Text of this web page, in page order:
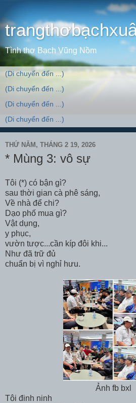
Tình thơ Bạch Vũng Nồm
THỨ NĂM, THÁNG 2 19, 2026
* Mùng 3: vô sự
Tôi (*) có bận gì?
sau thời gian cà phê sáng,
Về nhà để chi?
Dạo phố mua gì?
Vật dụng,
y phục,
vườn tược...cần kíp đôi khi...
Như đã trữ đủ
chuẩn bị vì nghỉ hưu.
Ảnh fb bxl
Tôi đinh ninh